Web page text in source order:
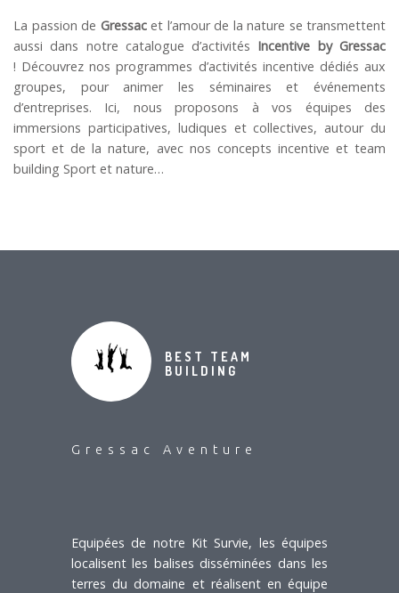
La passion de Gressacet l’amour de la nature se transmettent
aussi dans notre catalogue d’activités Incentive by Gressac
! Découvrez nos programmes d’activités incentive dédiés aux
groupes, pour animer les séminaires et événements
d’entreprises. Ici, nous proposons à vos équipes des
immersions participatives, ludiques et collectives, autour du
sport et de la nature, avec nos concepts incentive et team
building Sport et nature…
BEST TEAM
BUILDING
Gressac Aventure
Equipées de notre Kit Survie, les équipes
localisent les balises disséminées dans les
terres du domaine et réalisent en équipe